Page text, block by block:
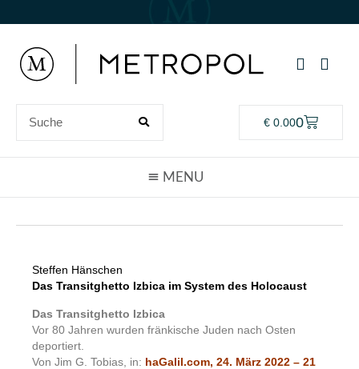
€0.000
Steffen Hänschen
Das Transitghetto Izbica im System des Holocaust
Das Transitghetto Izbica
Vor 80 Jahren wurden fränkische Juden nach Osten
deportiert.
Von Jim G. Tobias, in: haGalil.com, 24. März 2022 – 21